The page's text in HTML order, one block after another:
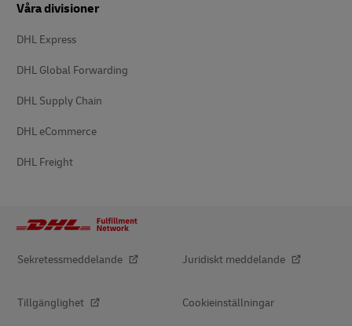
Våra divisioner
DHL Express
DHL Global Forwarding
DHL Supply Chain
DHL eCommerce
DHL Freight
Sekretessmeddelande Juridiskt meddelande
Tillgänglighet Cookieinställningar